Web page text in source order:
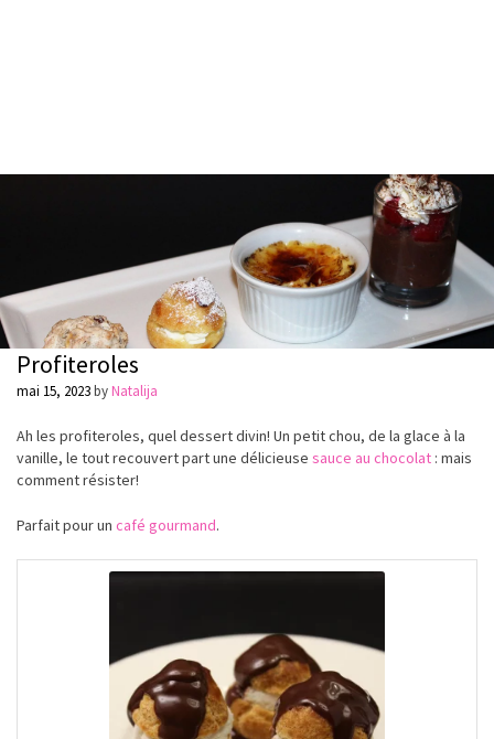
Profiteroles
mai 15, 2023byNatalija
Ah les profiteroles, quel dessert divin! Un petit chou, de la glace à la
vanille, le tout recouvert part une délicieuse sauce au chocolat : mais
comment résister!
Parfait pour un café gourmand.